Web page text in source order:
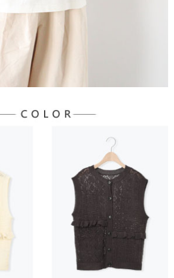
未經同意申辦者引起之損失，本公司不負相關責
付」時，將依據個別帳號之用戶狀況，依本公司即
度；若仍有額度不足之情形，本公司將視審查結果
號或使用他人資訊註冊。若發現惡意使用之情形，
有權停止該用戶之使用額度並採取法律行動。
含以上)免運費